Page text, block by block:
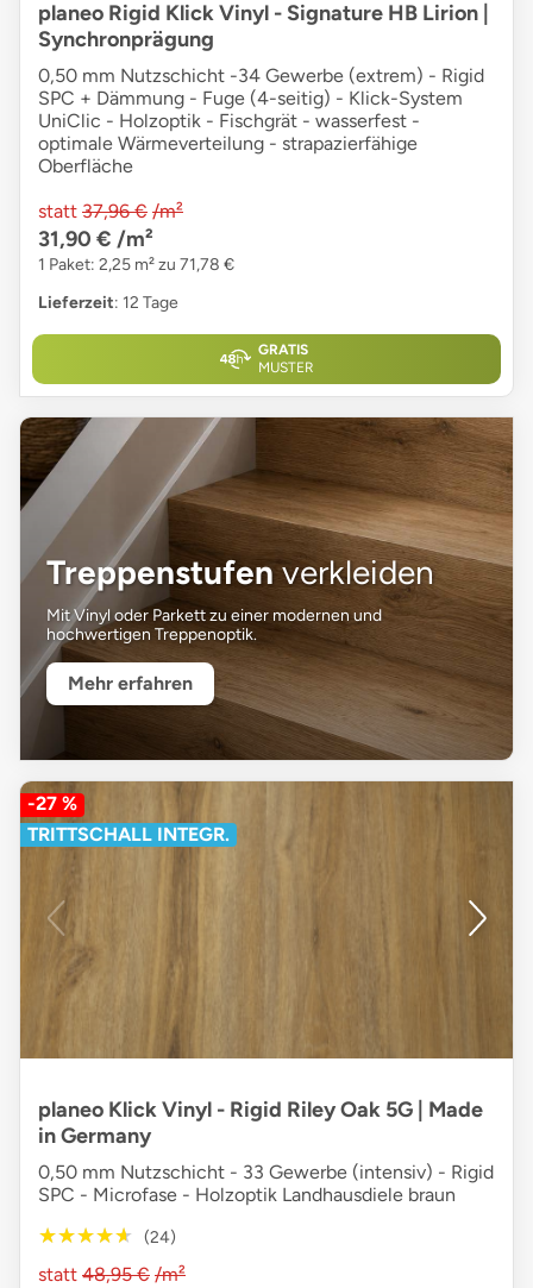
planeo Rigid Klick Vinyl - Signature HB Lirion |
Synchronprägung
0,50 mm Nutzschicht -34 Gewerbe (extrem) - Rigid
SPC + Dämmung - Fuge (4-seitig) - Klick-System
UniClic - Holzoptik - Fischgrät - wasserfest -
optimale Wärmeverteilung - strapazierfähige
Oberfläche
statt 37,96 € /m²
31,90 € /m²
1 Paket: 2,25 m² zu 71,78 €
Lieferzeit: 12 Tage
GRATIS
MUSTER
Treppenstufenverkleiden
Mit Vinyl oder Parkett zu einer modernen und
hochwertigen Treppenoptik.
Mehr erfahren
-27 %
TRITTSCHALL INTEGR.
planeo Klick Vinyl - Rigid Riley Oak 5G | Made
in Germany
0,50 mm Nutzschicht - 33 Gewerbe (intensiv) - Rigid
SPC - Microfase - Holzoptik Landhausdiele braun
★★★★★
★★★★★ (24)
statt 48,95 € /m²